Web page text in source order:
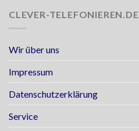
CLEVER-TELEFONIEREN.DE
Wir über uns
Impressum
Datenschutzerklärung
Service